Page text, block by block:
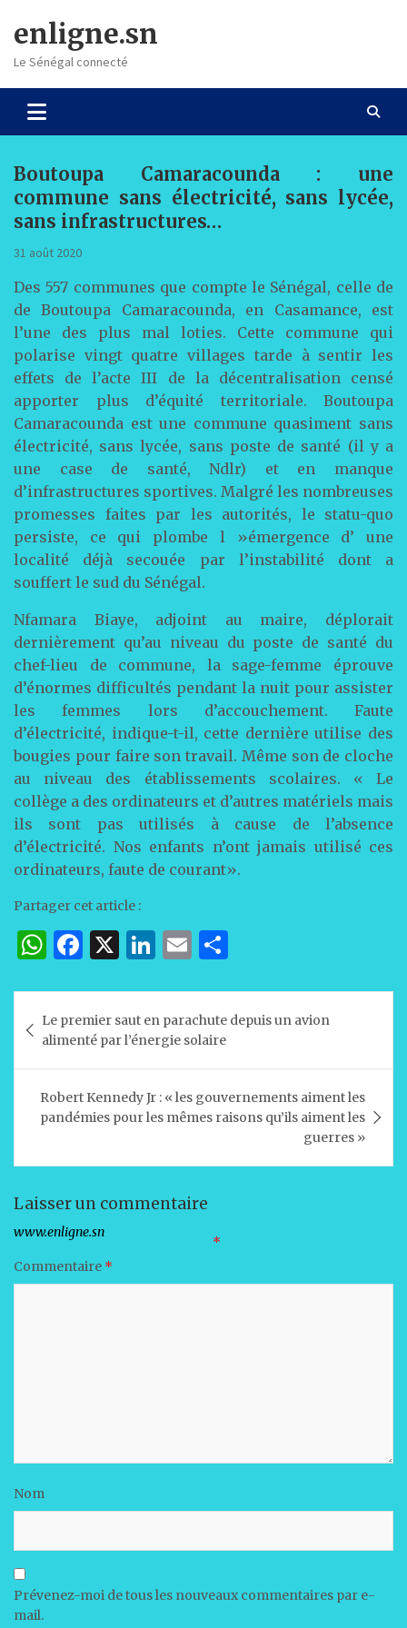
content
enligne.sn
Le Sénégal connecté
Boutoupa Camaracounda : une
commune sans électricité, sans lycée,
sans infrastructures…
31 août 2020
Des 557 communes que compte le Sénégal, celle de
de Boutoupa Camaracounda, en Casamance, est
l’une des plus mal loties. Cette commune qui
polarise vingt quatre villages tarde à sentir les
effets de l’acte III de la décentralisation censé
apporter plus d’équité territoriale. Boutoupa
Camaracounda est une commune quasiment sans
électricité, sans lycée, sans poste de santé (il y a
une case de santé, Ndlr) et en manque
d’infrastructures sportives. Malgré les nombreuses
promesses faites par les autorités, le statu-quo
persiste, ce qui plombe l »émergence d’ une
localité déjà secouée par l’instabilité dont a
souffert le sud du Sénégal.
Nfamara Biaye, adjoint au maire, déplorait
dernièrement qu’au niveau du poste de santé du
chef-lieu de commune, la sage-femme éprouve
d’énormes difficultés pendant la nuit pour assister
les femmes lors d’accouchement. Faute
d’électricité, indique-t-il, cette dernière utilise des
bougies pour faire son travail. Même son de cloche
au niveau des établissements scolaires. « Le
collège a des ordinateurs et d’autres matériels mais
ils sont pas utilisés à cause de l’absence
d’électricité. Nos enfants n’ont jamais utilisé ces
ordinateurs, faute de courant».
Partager cet article :
W
at
s
A
p
p
F
c
e
b
o
o
X
Li
k
e
dI
n
E
ai
l
ta
g
er
de
l’article
Le premier saut en parachute depuis un avion
alimenté par l’énergie solaire
Robert Kennedy Jr : « les gouvernements aiment les
pandémies pour les mêmes raisons qu’ils aiment les
guerres »
Laisser un commentaire
Votre adresse e-mail ne sera pas publiée.
Les champs obligatoires sont indiqués avec *
Commentaire *
Nom
Prévenez-moi de tous les nouveaux commentaires par e-
mail.